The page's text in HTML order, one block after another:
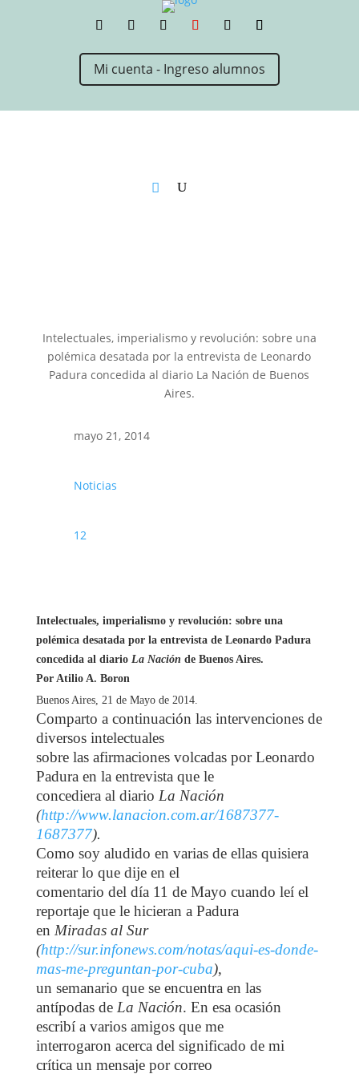
Mi cuenta - Ingreso alumnos
Intelectuales, imperialismo y revolución: sobre una
polémica desatada por la entrevista de Leonardo
Padura concedida al diario La Nación de Buenos
Aires.
mayo 21, 2014
Noticias
12
Intelectuales, imperialismo y revolución: sobre una
polémica desatada por la entrevista de Leonardo Padura
concedida al diario La Nación de Buenos Aires.
Por Atilio A. Boron
Buenos Aires, 21 de Mayo de 2014.
Comparto a continuación las intervenciones de
diversos intelectuales
sobre las afirmaciones volcadas por Leonardo
Padura en la entrevista que le
concediera al diario La Nación
(http://www.lanacion.com.ar/1687377-
1687377).
Como soy aludido en varias de ellas quisiera
reiterar lo que dije en el
comentario del día 11 de Mayo cuando leí el
reportaje que le hicieran a Padura
en Miradas al Sur
(http://sur.infonews.com/notas/aqui-es-donde-
mas-me-preguntan-por-cuba),
un semanario que se encuentra en las
antípodas de La Nación. En esa ocasión
escribí a varios amigos que me
interrogaron acerca del significado de mi
crítica un mensaje por correo